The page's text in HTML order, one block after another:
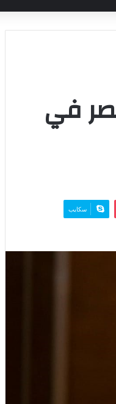
في
سكايب